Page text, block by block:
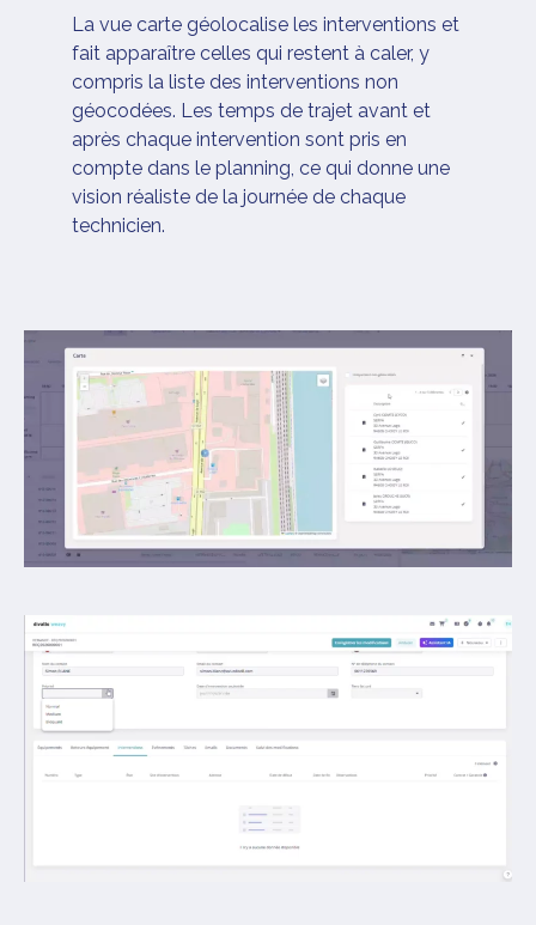
La vue carte géolocalise les interventions et
fait apparaître celles qui restent à caler, y
compris la liste des interventions non
géocodées. Les temps de trajet avant et
après chaque intervention sont pris en
compte dans le planning, ce qui donne une
vision réaliste de la journée de chaque
technicien.